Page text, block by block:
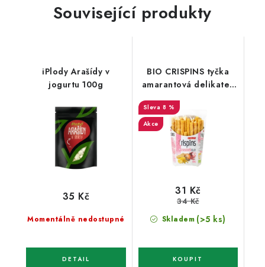
Související produkty
iPlody Arašídy v
jogurtu 100g
Momentálně nedostupné
35 Kč
BIO CRISPINS tyčka
amarantová delikates
8 %
Akce
Skladem (>5 ks)
31 Kč
34 Kč